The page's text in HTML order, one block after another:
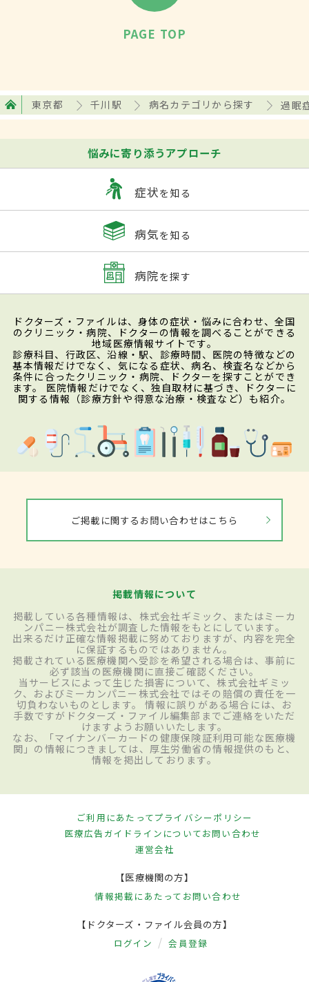
PAGE TOP
東京都 千川駅 病名カテゴリから探す 過眠
悩みに寄り添うアプローチ
症状を知る
病気を知る
病院を探す
ドクターズ・ファイルは、身体の症状・悩みに合わせ、全国
のクリニック・病院、ドクターの情報を調べることができる
地域医療情報サイトです。
診療科目、行政区、沿線・駅、診療時間、医院の特徴などの
基本情報だけでなく、気になる症状、病名、検査名などから
条件に合ったクリニック・病院、ドクターを探すことができ
ます。 医院情報だけでなく、独自取材に基づき、ドクターに
関する情報（診療方針や得意な治療・検査など）も紹介。
ご掲載に関するお問い合わせはこちら
掲載情報について
掲載している各種情報は、株式会社ギミック、またはミーカ
ンパニー株式会社が調査した情報をもとにしています。
出来るだけ正確な情報掲載に努めておりますが、内容を完全
に保証するものではありません。
掲載されている医療機関へ受診を希望される場合は、事前に
必ず該当の医療機関に直接ご確認ください。
当サービスによって生じた損害について、株式会社ギミッ
ク、およびミーカンパニー株式会社ではその賠償の責任を一
切負わないものとします。 情報に誤りがある場合には、お
手数ですがドクターズ・ファイル編集部までご連絡をいただ
けますようお願いいたします。
なお、「マイナンバーカードの健康保険証利用可能な医療機
関」の情報につきましては、厚生労働省の情報提供のもと、
情報を掲出しております。
ご利用にあたってプライバシーポリシー
医療広告ガイドラインについてお問い合わせ
運営会社
【医療機関の方】
情報掲載にあたって お問い合わせ
【ドクターズ・ファイル会員の方】
ログイン 会員登録